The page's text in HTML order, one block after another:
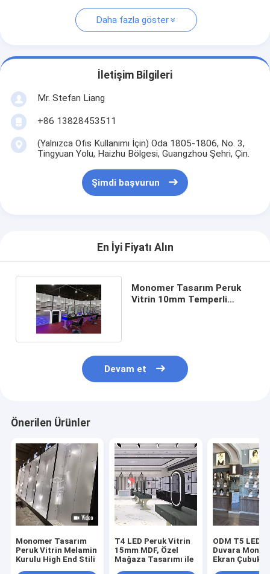
Daha fazla göster
İletişim Bilgileri
Mr. Stefan Liang
+86 13828453511
(Yalnızca Ofis Kullanımı İçin) Oda 1805-1806, No. 3,
Tingyuan Yolu, Haizhu Bölgesi, Guangzhou Şehri, Çin.
Şimdi başvurun
En İyi Fiyatı Alın
Monomer Tasarım Peruk
Vitrin 10mm Temperli
Devam et
Önerilen Ürünler
Monomer Tasarım
Peruk Vitrin Melamin
Kurulu High End Stili
T4 LED Peruk Vitrin
15mm MDF, Özel
Mağaza Tasarımı ile
ODM T5 LED
Duvara Monte
Ekran Çubuk